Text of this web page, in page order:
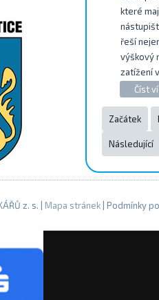
které
řeší
výškový
zatížení
Číst
Začátek
Následující
z. s. | Mapa stránek | Podmínky